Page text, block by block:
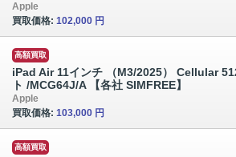
Apple
買取価格: 102,000 円
高額買取
iPad Air 11インチ （M3/2025） Cellular
ト /MCG64J/A 【各社 SIMFREE】
Apple
買取価格: 103,000 円
高額買取